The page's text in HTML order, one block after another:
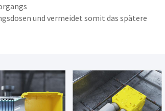
und vermeidet somit das spätere